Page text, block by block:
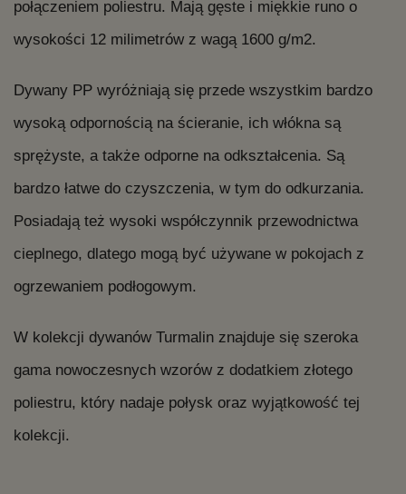
połączeniem poliestru. Mają gęste i miękkie runo o
wysokości 12 milimetrów z wagą 1600 g/m2.
Dywany PP wyróżniają się przede wszystkim bardzo
wysoką odpornością na ścieranie, ich włókna są
sprężyste, a także odporne na odkształcenia. Są
bardzo łatwe do czyszczenia, w tym do odkurzania.
Posiadają też wysoki współczynnik przewodnictwa
cieplnego, dlatego mogą być używane w pokojach z
ogrzewaniem podłogowym.
W kolekcji dywanów Turmalin znajduje się szeroka
gama nowoczesnych wzorów z dodatkiem złotego
poliestru, który nadaje połysk oraz wyjątkowość tej
kolekcji.